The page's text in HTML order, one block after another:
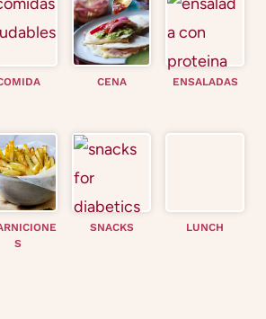
CENA ENSALADAS
S
SNACKS LUNCH